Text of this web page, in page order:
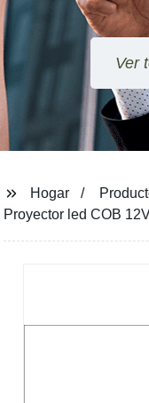
Ver
Hogar
Proyector led COB